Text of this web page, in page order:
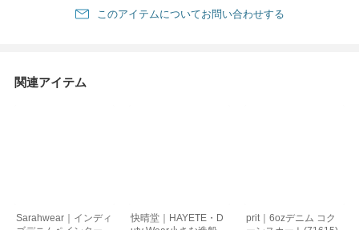
このアイテムについてお問い合わせする
関連アイテム
Sarahwear｜インディ
快晴堂｜HAYETE・D
prit｜6ozデニム コク